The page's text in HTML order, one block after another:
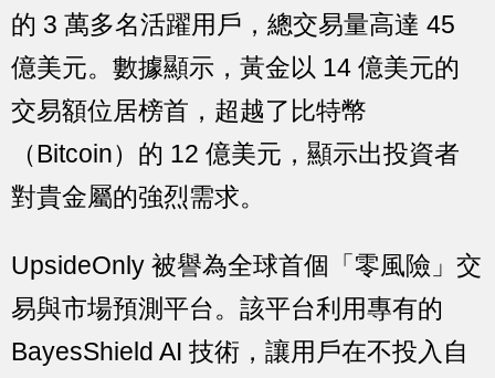
的 3 萬多名活躍用戶，總交易量高達 45
億美元。數據顯示，黃金以 14 億美元的
交易額位居榜首，超越了比特幣
（Bitcoin）的 12 億美元，顯示出投資者
對貴金屬的強烈需求。
UpsideOnly 被譽為全球首個「零風險」交
易與市場預測平台。該平台利用專有的
BayesShield AI 技術，讓用戶在不投入自